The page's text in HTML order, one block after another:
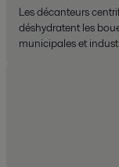
Les décanteurs
déshydratent les
municipales et